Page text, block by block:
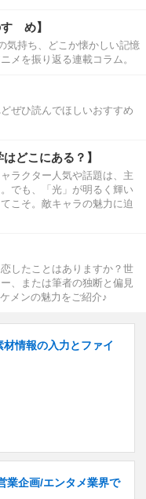
ゝめ】
気持ち、どこか懐かしい記憶
を振り返る連載コラム。
ぜひ読んでほしいおすすめ
どこにある？】
ラクター人気や話題は、主
でも、「光」が明るく輝い
こそ。敵キャラの魅力に迫
したことはありますか？世
、または筆者の独断と偏見
メンの魅力をご紹介♪
情報の入力とファイ
業企画/エンタメ業界で